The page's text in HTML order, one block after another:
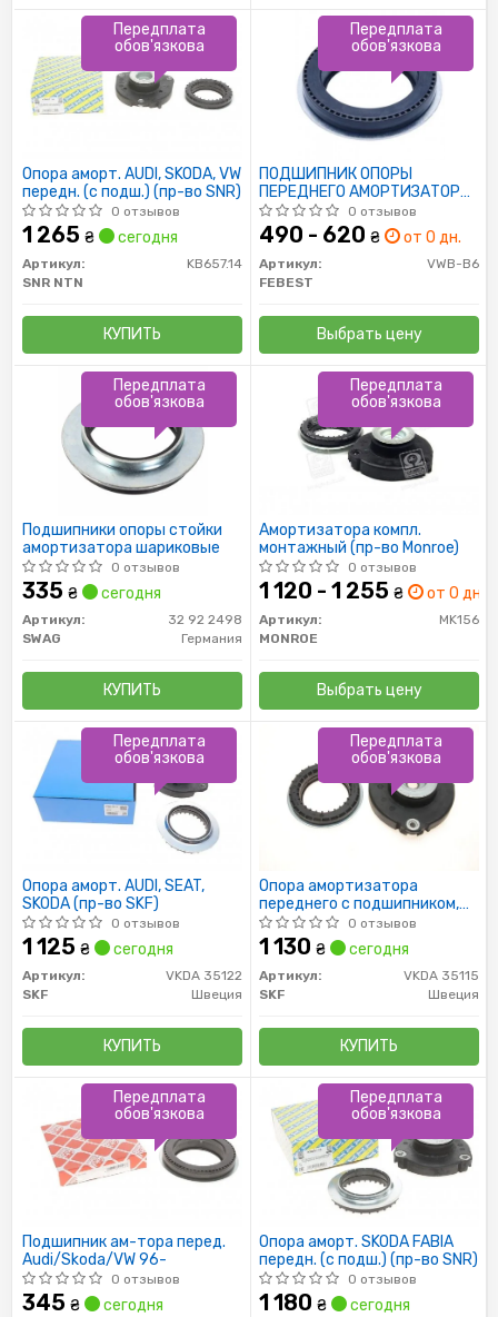
Опора аморт. AUDI, SKODA, VW
передн. (с подш.) (пр-во SNR)
0 отзывов
1 265 ₴ сегодня
Артикул:
KB657.14
SNR NTN
КУПИТЬ
Передплата
обов'язкова
ПОДШИПНИК ОПОРЫ
ПЕРЕДНЕГО АМОРТИЗАТОРА
SKODA OCTAVIA II 2004-2012
0 отзывов
490 - 620 ₴ от 0 дн.
Артикул:
VWB-B6
FEBEST
Выбрать цену
Передплата
обов'язкова
Подшипники опоры стойки
амортизатора шариковые
0 отзывов
335 ₴ сегодня
Артикул:
32 92 2498
SWAG
Германия
КУПИТЬ
Передплата
обов'язкова
Амортизатора компл.
монтажный (пр-во Monroe)
0 отзывов
1 120 - 1 255 ₴ от 0 дн.
Артикул:
MK156
MONROE
Выбрать цену
Передплата
обов'язкова
Опора аморт. AUDI, SEAT,
SKODA (пр-во SKF)
0 отзывов
1 125 ₴ сегодня
Артикул:
VKDA 35122
SKF
Швеция
КУПИТЬ
Передплата
обов'язкова
Опора амортизатора
переднего с подшипником,
Bora, Golf 98-05, Polo 09-,
Fabia 06-,Octavia 96-10
0 отзывов
1 130 ₴ сегодня
Артикул:
VKDA 35115
SKF
Швеция
КУПИТЬ
Передплата
обов'язкова
Подшипник ам-тора перед.
Audi/Skoda/VW 96-
0 отзывов
345 ₴ сегодня
Передплата
обов'язкова
Опора аморт. SKODA FABIA
передн. (с подш.) (пр-во SNR)
0 отзывов
1 180 ₴ сегодня
Передплата
обов'язкова